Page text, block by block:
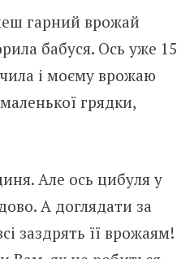
гарний врожай
бабуся. Ось уже 15
і моєму врожаю
грядки,
Але ось цибуля у
А доглядати за
заздрять її врожаям!